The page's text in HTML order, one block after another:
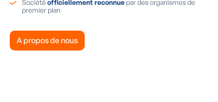
Société officiellement reconnue par des organismes de
premier plan
A propos de nous